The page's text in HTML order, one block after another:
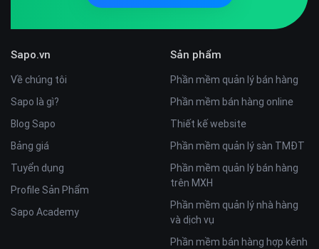
Sapo.vn
Về chúng tôi
Sapo là gì?
Blog Sapo
Bảng giá
Tuyển dụng
Profile Sản Phẩm
Sapo Academy
Sản phẩm
Phần mềm quản lý bán hàng
Phần mềm bán hàng online
Thiết kế website
Phần mềm quản lý sàn TMĐT
Phần mềm quản lý bán hàng
trên MXH
Phần mềm quản lý nhà hàng
và dịch vụ
Phần mềm bán hàng hợp kênh